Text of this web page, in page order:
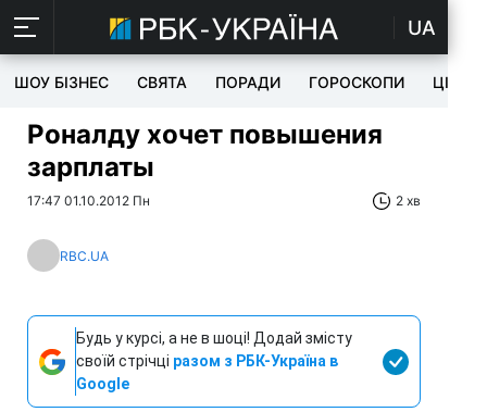
UA
ШОУ БІЗНЕС СВЯТА ПОРАДИ ГОРОСКОПИ ЦІКАВЕ
Роналду хочет повышения
зарплаты
17:47 01.10.2012 Пн 2 хв
RBC.UA
Будь у курсі, а не в шоці! Додай змісту
своїй стрічці разом з РБК-Україна в
Google